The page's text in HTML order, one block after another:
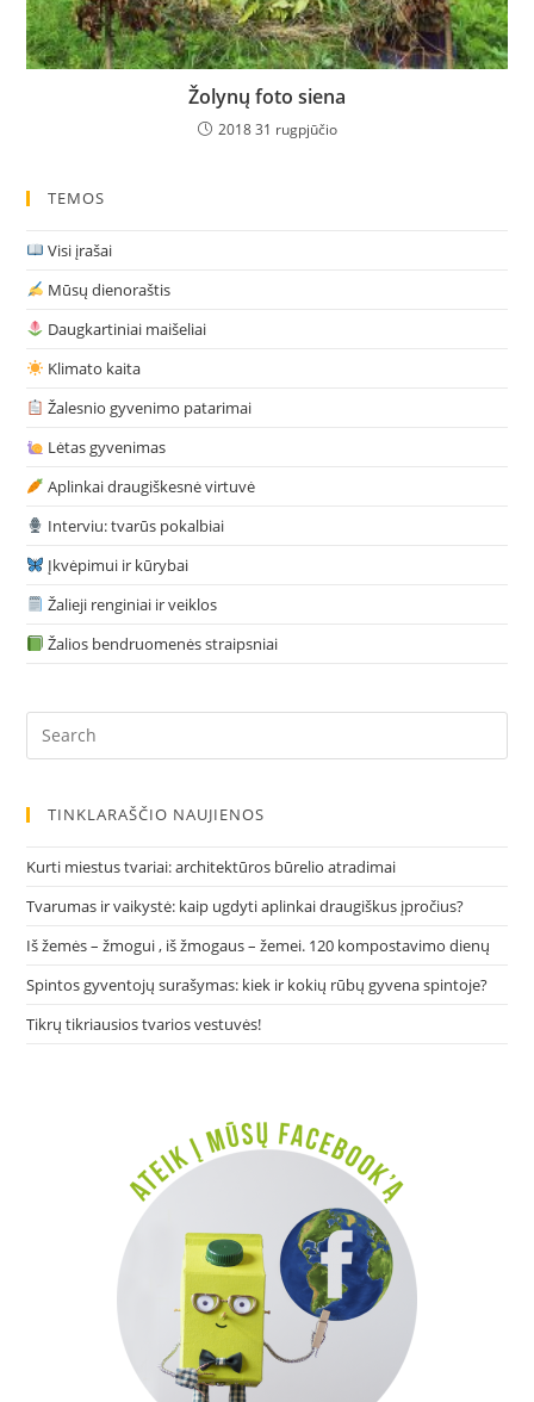
Žolynų foto siena
2018 31 rugpjūčio
TEMOS
Visi įrašai
Mūsų dienoraštis
Daugkartiniai maišeliai
Klimato kaita
Žalesnio gyvenimo patarimai
Lėtas gyvenimas
Aplinkai draugiškesnė virtuvė
Interviu: tvarūs pokalbiai
Įkvėpimui ir kūrybai
Žalieji renginiai ir veiklos
Žalios bendruomenės straipsniai
TINKLARAŠČIO NAUJIENOS
Kurti miestus tvariai: architektūros būrelio atradimai
Tvarumas ir vaikystė: kaip ugdyti aplinkai draugiškus įpročius?
Iš žemės – žmogui , iš žmogaus – žemei. 120 kompostavimo dienų
Spintos gyventojų surašymas: kiek ir kokių rūbų gyvena spintoje?
Tikrų tikriausios tvarios vestuvės!